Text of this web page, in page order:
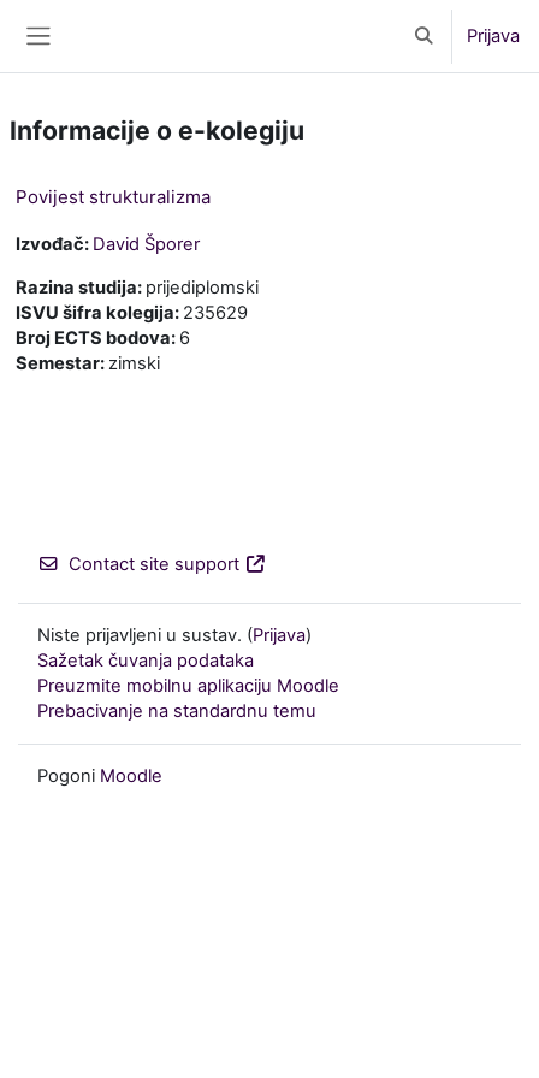
Toggle search
Prijava
Informacije o e-kolegiju
Povijest strukturalizma
Izvođač: David Šporer
Razina studija: prijediplomski
ISVU šifra kolegija: 235629
Broj ECTS bodova: 6
Semestar:zimski
Contact site support
Niste prijavljeni u sustav. (Prijava)
Sažetak čuvanja podataka
Preuzmite mobilnu aplikaciju Moodle
Prebacivanje na standardnu temu
Pogoni Moodle